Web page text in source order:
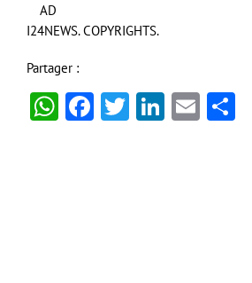
AD
I24NEWS. COPYRIGHTS.
Partager :
WhatsApp
Facebook
Twitter
LinkedIn
Email